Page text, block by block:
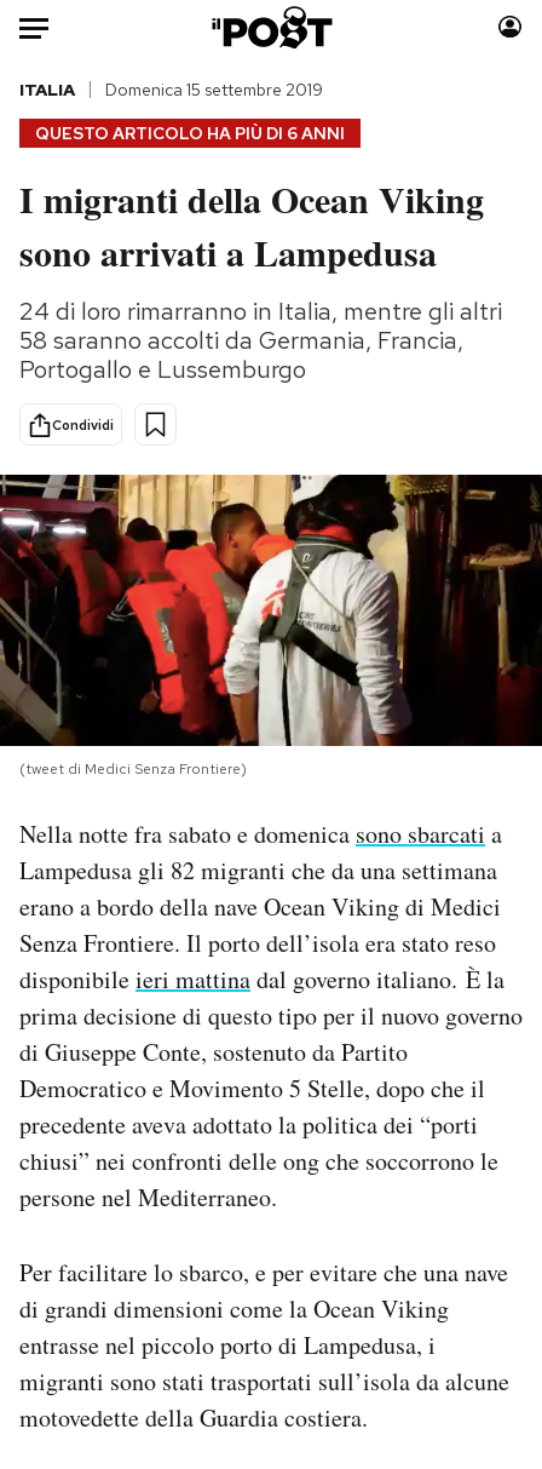
Auto
HOME
Italia
Politica
Tecnologia
Internet
Scienza
Cultura
Economia
Sport
Moda
Consumismi
Storie/Idee
Ok Boomer!
Mondiali calcio 2026
PODCAST
NEWSLETTER
I MIEI PREFERITI
SHOP
CALENDARIO
AREA PERSONALE
Area Personale
Newsletter
Notifiche mobile
Regala il Post
Hai bisogno di aiuto?
Esci
QUESTO ARTICOLO HA PIÙ DI 6 ANNI
ITALIA Domenica 15 settembre 2019
I migranti della Ocean Viking
sono arrivati a Lampedusa
24 di loro rimarranno in Italia, mentre gli altri
58 saranno accolti da Germania, Francia,
Portogallo e Lussemburgo
Condividi
(tweet di Medici Senza Frontiere)
Nella notte fra sabato e domenica sono sbarcati a
Lampedusa gli 82 migranti che da una settimana
erano a bordo della nave Ocean Viking di Medici
Senza Frontiere. Il porto dell’isola era stato reso
disponibileieri mattinadal governo italiano. È la
prima decisione di questo tipo per il nuovo governo
di Giuseppe Conte, sostenuto da Partito
Democratico e Movimento 5 Stelle, dopo che il
precedente aveva adottato la politica dei “porti
chiusi” nei confronti delle ong che soccorrono le
persone nel Mediterraneo.
Per facilitare lo sbarco, e per evitare che una nave
di grandi dimensioni come la Ocean Viking
entrasse nel piccolo porto di Lampedusa, i
migranti sono stati trasportati sull’isola da alcune
motovedette della Guardia costiera.